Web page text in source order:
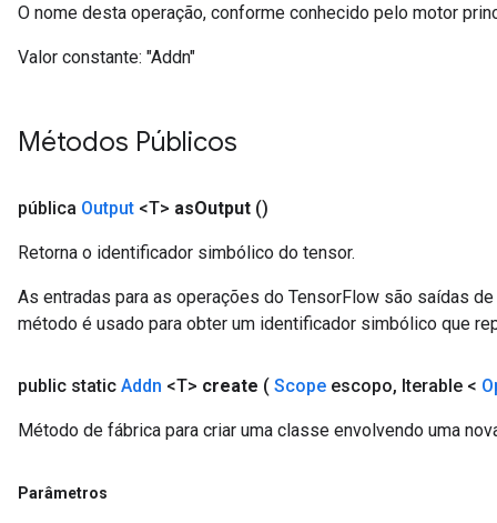
O nome desta operação, conforme conhecido pelo motor
Valor constante: "Addn"
Métodos Públicos
pública Output <T> asOutput ()
Retorna o identificador simbólico do tensor.
As entradas para as operações do TensorFlow são saídas
método é usado para obter um identificador simbólico que
public static Addn <T> create ( Scope escopo, Iterable <
Método de fábrica para criar uma classe envolvendo uma
Parâmetros